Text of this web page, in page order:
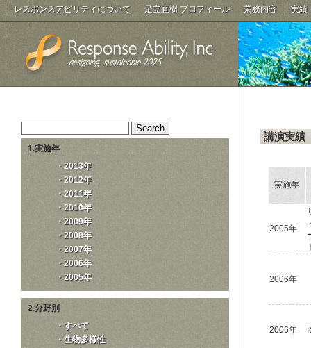
レスポンスアビリティについて 足立直樹 プロフィール 業務内容 実績
1.実施年
・2013年
・2012年
・2011年
・2010年
・2009年
・2008年
・2007年
・2006年
・2005年
2.分野別
・すべて
・生物多様性
講演実績
実施年
2005年
2006年
2006年